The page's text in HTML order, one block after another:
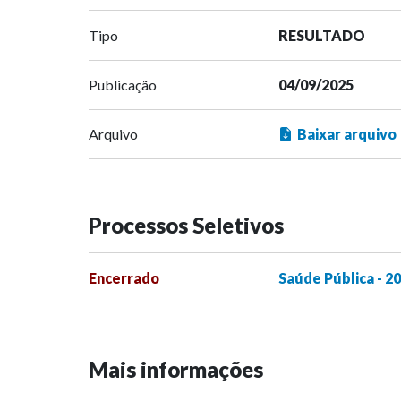
Tipo RESULTADO
Publicação 04/09/2025
Arquivo Baixar arquivo
Processos Seletivos
Encerrado Saúde Pública -
Mais informações